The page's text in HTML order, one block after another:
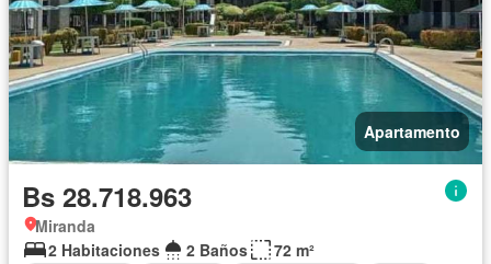
Apartamento
Bs 28.718.963
Miranda
2 Habitaciones
2 Baños
72 m²